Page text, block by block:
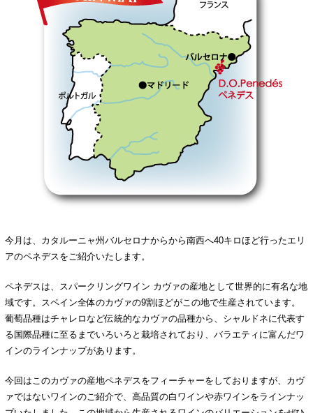
今月は、カタルーニャ州バルセロナからから南西へ40キロほど行ったエリ
アのペネデスをご紹介いたします。
ペネデスは、スパークリングワイン カヴァの産地として世界的に有名な地
域です。スペイン全体のカヴァの9割ほどがこの地で生産されています。
葡萄品種はチャレロなど伝統的なカヴァの品種から、シャルドネに代表す
る国際品種に至るまでいろいろと栽培されており、バラエティに富んだワ
インのラインナップがあります。
今回はこのカヴァの産地ペネデスをフィーチャーをしておりますが、カヴ
ァではないワインのご紹介で、高品質の白ワインや赤ワインをラインナッ